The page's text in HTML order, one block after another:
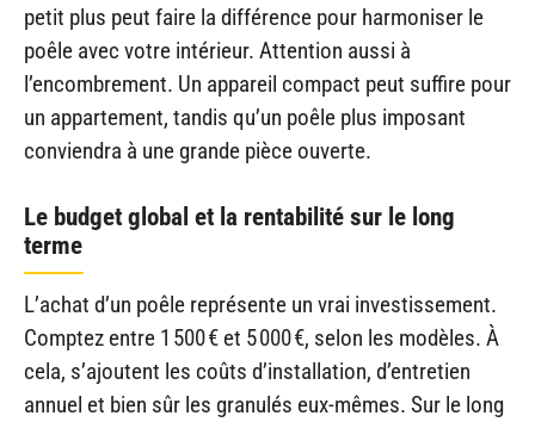
petit plus peut faire la différence pour harmoniser le
poêle avec votre intérieur. Attention aussi à
l’encombrement. Un appareil compact peut suffire pour
un appartement, tandis qu’un poêle plus imposant
conviendra à une grande pièce ouverte.
Le budget global et la rentabilité sur le long
terme
L’achat d’un poêle représente un vrai investissement.
Comptez entre 1 500 € et 5 000 €, selon les modèles. À
cela, s’ajoutent les coûts d’installation, d’entretien
annuel et bien sûr les granulés eux-mêmes. Sur le long